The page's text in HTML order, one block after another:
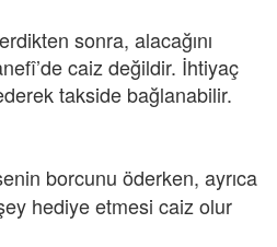
sonra, alacağını
caiz değildir. İhtiyaç
takside bağlanabilir.
borcunu öderken, ayrıca
hediye etmesi caiz olur